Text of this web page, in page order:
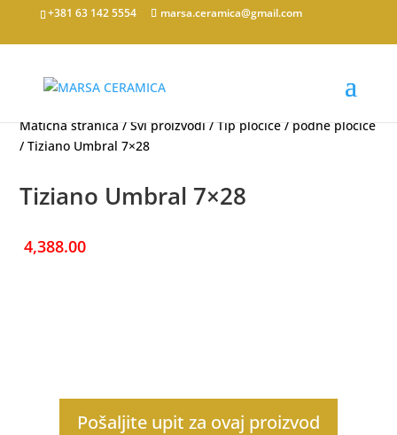
+381 63 142 5554 marsa.ceramica@gmail.com
Matična stranica/Svi proizvodi/Tip pločice/podne pločice
/ Tiziano Umbral 7×28
Tiziano Umbral 7×28
4,388.00
Pošaljite upit za ovaj proizvod